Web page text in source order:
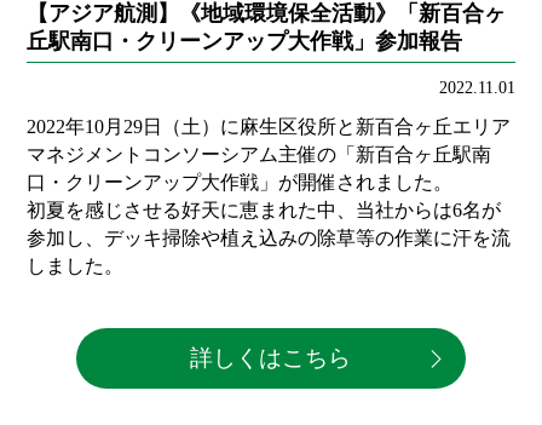
【アジア航測】《地域環境保全活動》「新百合ヶ
丘駅南口・クリーンアップ大作戦」参加報告
2022.11.01
2022年10月29日（土）に麻生区役所と新百合ヶ丘エリア
マネジメントコンソーシアム主催の「新百合ヶ丘駅南
口・クリーンアップ大作戦」が開催されました。
初夏を感じさせる好天に恵まれた中、当社からは6名が
参加し、デッキ掃除や植え込みの除草等の作業に汗を流
しました。
詳しくはこちら